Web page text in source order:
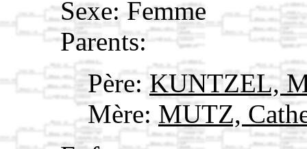
Sexe: Femme
Parents:
Père: KUNTZEL,
Mère:MUTZ,